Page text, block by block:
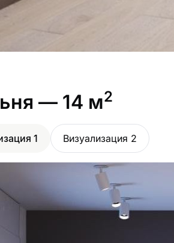
— 14 м2
1 Визуализация 2